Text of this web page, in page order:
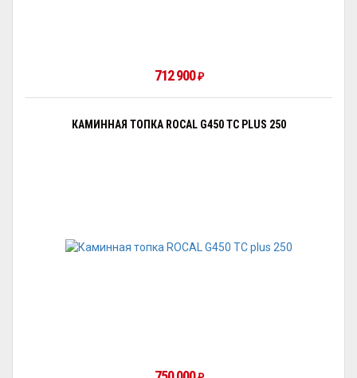
712 900₽
КАМИННАЯ ТОПКА ROCAL G450 TC PLUS 250